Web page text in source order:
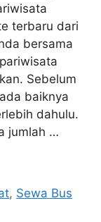
terbaru dari
bersama
Sebelum
baiknya
dahulu.
jumlah …
, Sewa Bus